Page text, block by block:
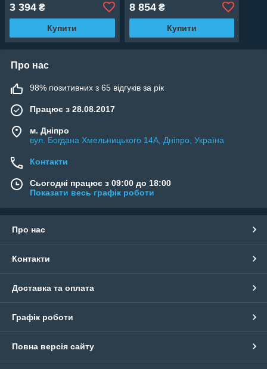
3 394 ₴
Купити
8 854₴
Купити
Про нас
98% позитивних з 65 відгуків за рік
Працює з 28.08.2017
м. Дніпро
вул. Богдана Хмельницького 14А, Дніпро, Україна
Контакти
Сьогодні працює з 09:00 до 18:00
Показати весь графік роботи
Про нас
Контакти
Доставка та оплата
Графік роботи
Повна версія сайту